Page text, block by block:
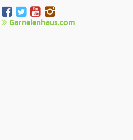
Garnelenhaus.com